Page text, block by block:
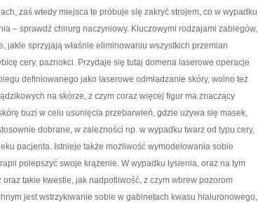
zaś wtedy miejsca te próbuje się zakryć strojem, co w wypadku
– sprawdź chirurg naczyniowy. Kluczowymi rodzajami zabiegów,
jakie sprzyjają właśnie eliminowaniu wszystkich przemian
cery, paznokci. Przydaje się tutaj domena laserowe operacje
definiowanego jako laserowe odmładzanie skóry, wolno też
na skórze, z czym coraz więcej figur ma znaczący
buzi w celu usunięcia przebarwień, gdzie używa się masek,
dobrane, w zależności np. w wypadku twarz od typu cery,
pacjenta. Istnieje także możliwość wymodelowania sobie
polepszyć swoje krążenie. W wypadku łysienia, oraz na tym
takie kwestie, jak nadpotliwość, z czym wbrew pozorom
jest wstrzykiwanie sobie w gabinetach kwasu hialuronowego,